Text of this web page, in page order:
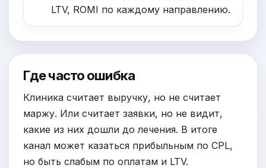
LTV, ROMI по каждому направлению.
Где часто ошибка
Клиника считает выручку, но не считает
маржу. Или считает заявки, но не видит,
какие из них дошли до лечения. В итоге
канал может казаться прибыльным по CPL,
но быть слабым по оплатам и LTV.